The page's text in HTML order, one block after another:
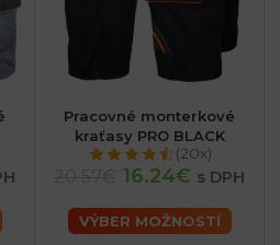
Pracovné monterkové
kraťasy PRO BLACK
(20x)
16.24€ s DPH
VÝBER MOŽNOSTÍ